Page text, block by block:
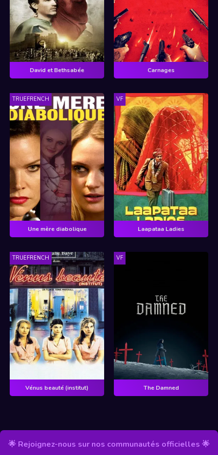
David et Bethsabée Carnages
TRUEFRENCH
Une mère diabolique
VF
Laapataa Ladies
TRUEFRENCH
Vénus beauté (institut)
VF
The Damned
🌟 Rejoignez-nous sur nos communautés officielles 🌟